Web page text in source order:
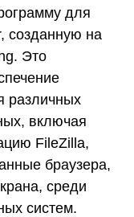
для
созданную на
Это
различных
включая
FileZilla,
браузера,
среди
систем.